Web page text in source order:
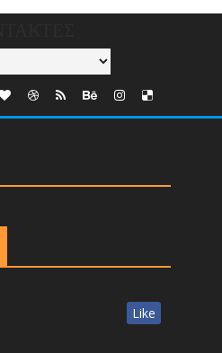
Like